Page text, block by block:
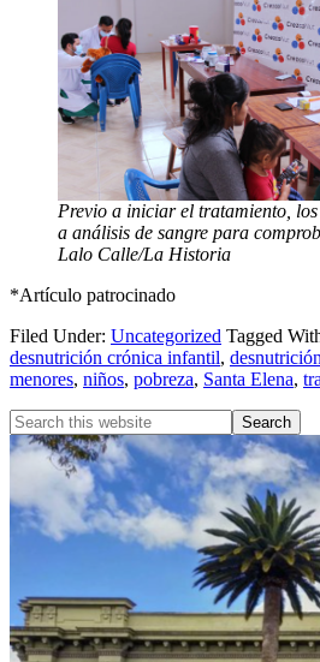
Previo a iniciar el tratamiento, los
a análisis de sangre para
Lalo Calle/La Historia
*Artículo patrocinado
Filed Under: Uncategorized Tagged
desnutrición crónica infantil,
menores, niños, pobreza, Santa Elena,